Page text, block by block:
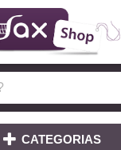
CATEGORIAS